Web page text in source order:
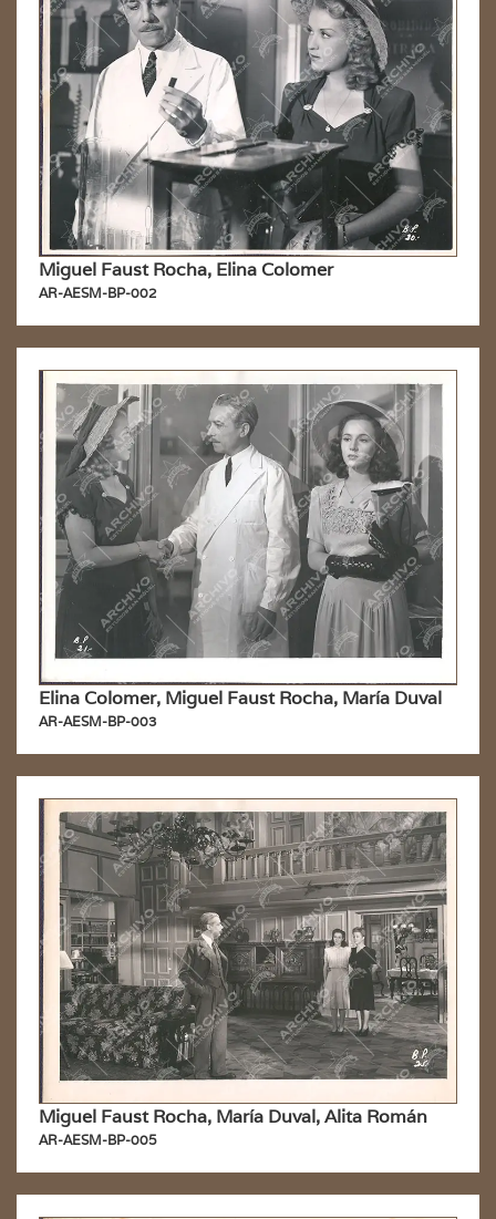
Miguel Faust Rocha, Elina Colomer
AR-AESM-BP-002
Elina Colomer, Miguel Faust Rocha, María Duval
AR-AESM-BP-003
Miguel Faust Rocha, María Duval, Alita Román
AR-AESM-BP-005